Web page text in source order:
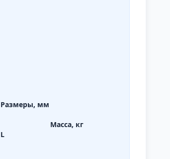
Размеры, мм
Масса, кг
L